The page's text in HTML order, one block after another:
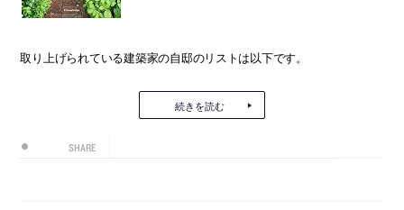
取り上げられている建築家の自邸のリストは以下です。
続きを読む
SHARE